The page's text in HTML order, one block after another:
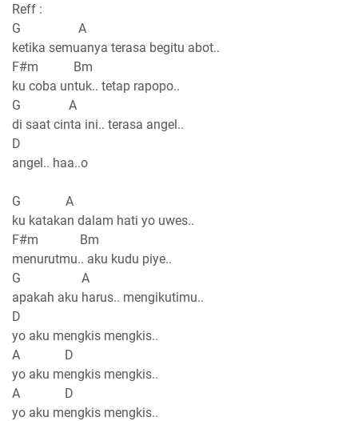
Reff :
G A
ketika semuanya terasa begitu abot..
F#m Bm
ku coba untuk.. tetap rapopo..
G A
di saat cinta ini.. terasa angel..
D
angel.. haa..o
G A
ku katakan dalam hati yo uwes..
F#m Bm
menurutmu.. aku kudu piye..
G A
apakah aku harus.. mengikutimu..
D
yo aku mengkis mengkis..
A D
yo aku mengkis mengkis..
A D
yo aku mengkis mengkis..